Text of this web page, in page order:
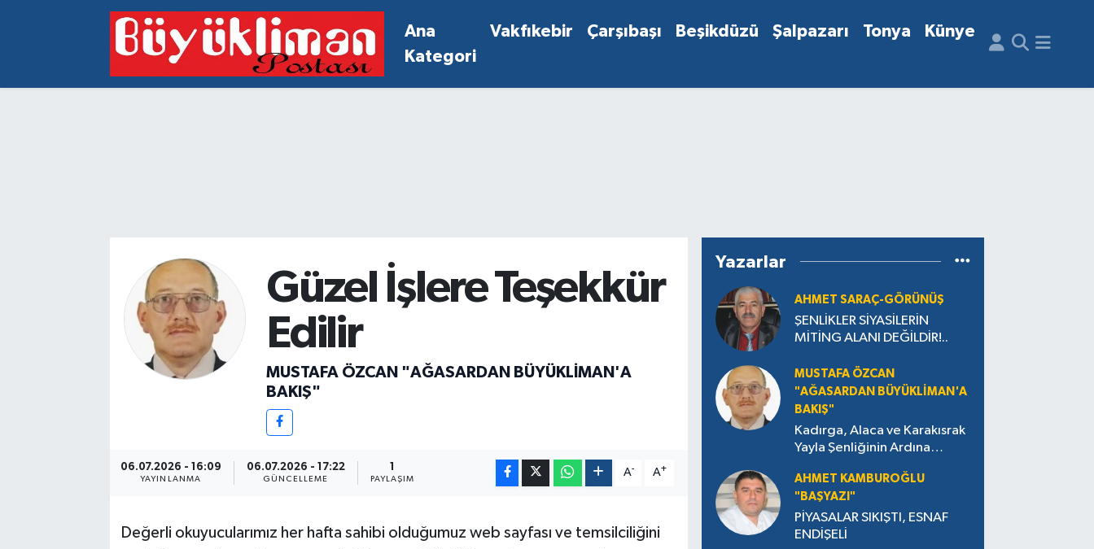
Ana
Kategori
Vakfıkebir Çarşıbaşı Beşikdüzü Şalpazarı Tonya Künye
Güzel İşlere Teşekkür
Edilir
MUSTAFA ÖZCAN "AĞASARDAN BÜYÜKLİMAN'A
BAKIŞ"
06.07.2026 - 16:09
YAYINLANMA
06.07.2026 - 17:22
GÜNCELLEME
1
PAYLAŞIM
A- A+
Değerli okuyucularımız her hafta sahibi olduğumuz web sayfası ve temsilciliğini
Yazarlar
AHMET SARAÇ-GÖRÜNÜŞ
ŞENLİKLER SİYASİLERİN
MİTİNG ALANI DEĞİLDİR!..
MUSTAFA ÖZCAN
"AĞASARDAN BÜYÜKLİMAN'A
BAKIŞ"
Kadırga, Alaca ve Karakısrak
Yayla Şenliğinin Ardına
AHMET KAMBUROĞLU
"BAŞYAZI"
PİYASALAR SIKIŞTI, ESNAF
ENDİŞELİ
Vakfıkebir Hava Durumu